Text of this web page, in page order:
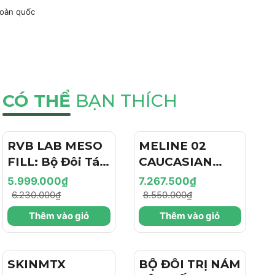
quốc
CÓ THỂ BẠN THÍCH
- 4%
RVB LAB MESO
FILL: Bộ Đôi Tái
Tạo & Nâng Cơ
Chuyên Sâu -
Hiệu Ứng "Filler
+ Botox Like"
Hóa
5.999.000₫
6.230.000₫
Thêm vào giỏ
MELINE 02
CAUCASIAN
SKIN
DAY/NIGHT / BỘ
ĐÔI TRỊ NÁM
NGÀY/ĐÊM,
HÓA VÀ CĂNG
7.267.500₫
8.550.000₫
Thêm vào giỏ
SKINMTX
BỘ ĐÔI TRỊ NÁM